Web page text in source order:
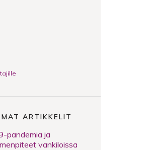
ARTIKKELIT
pandemia ja
vankiloissa